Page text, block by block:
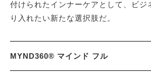
付けられたインナーケアとして、ビジ
り入れたい新たな選択肢だ。
MYND360® マインド フル